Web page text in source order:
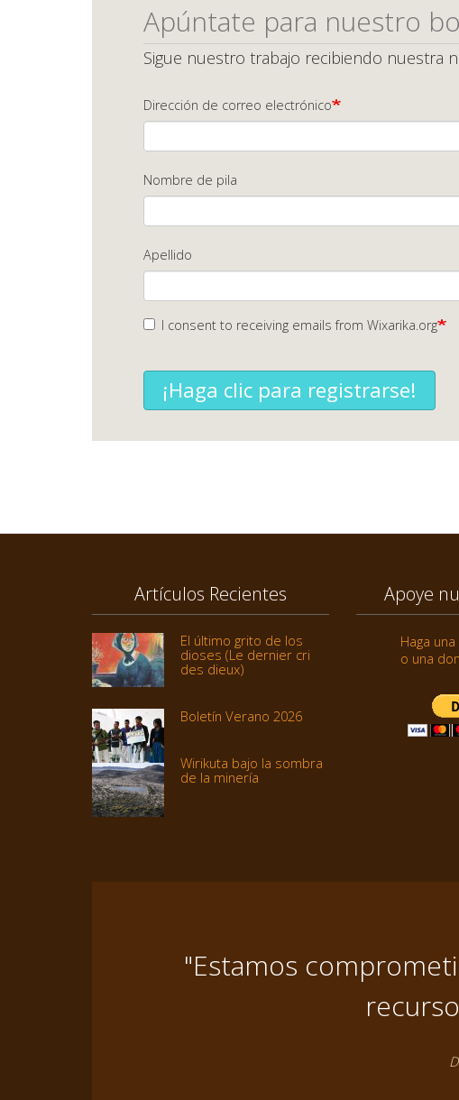
Apúntate para nuestro
Sigue nuestro trabajo recibiendo nuestra
Dirección de correo electrónico
Nombre de pila
Apellido
I consent to receiving emails from Wixarika.org
¡Haga clic para registrarse!
Artículos Recientes
El último grito de los
dioses (Le dernier cri
des dieux)
Boletín Verano 2026
Wirikuta bajo la sombra
de la minería
Apoye
Haga
o una
"Estamos